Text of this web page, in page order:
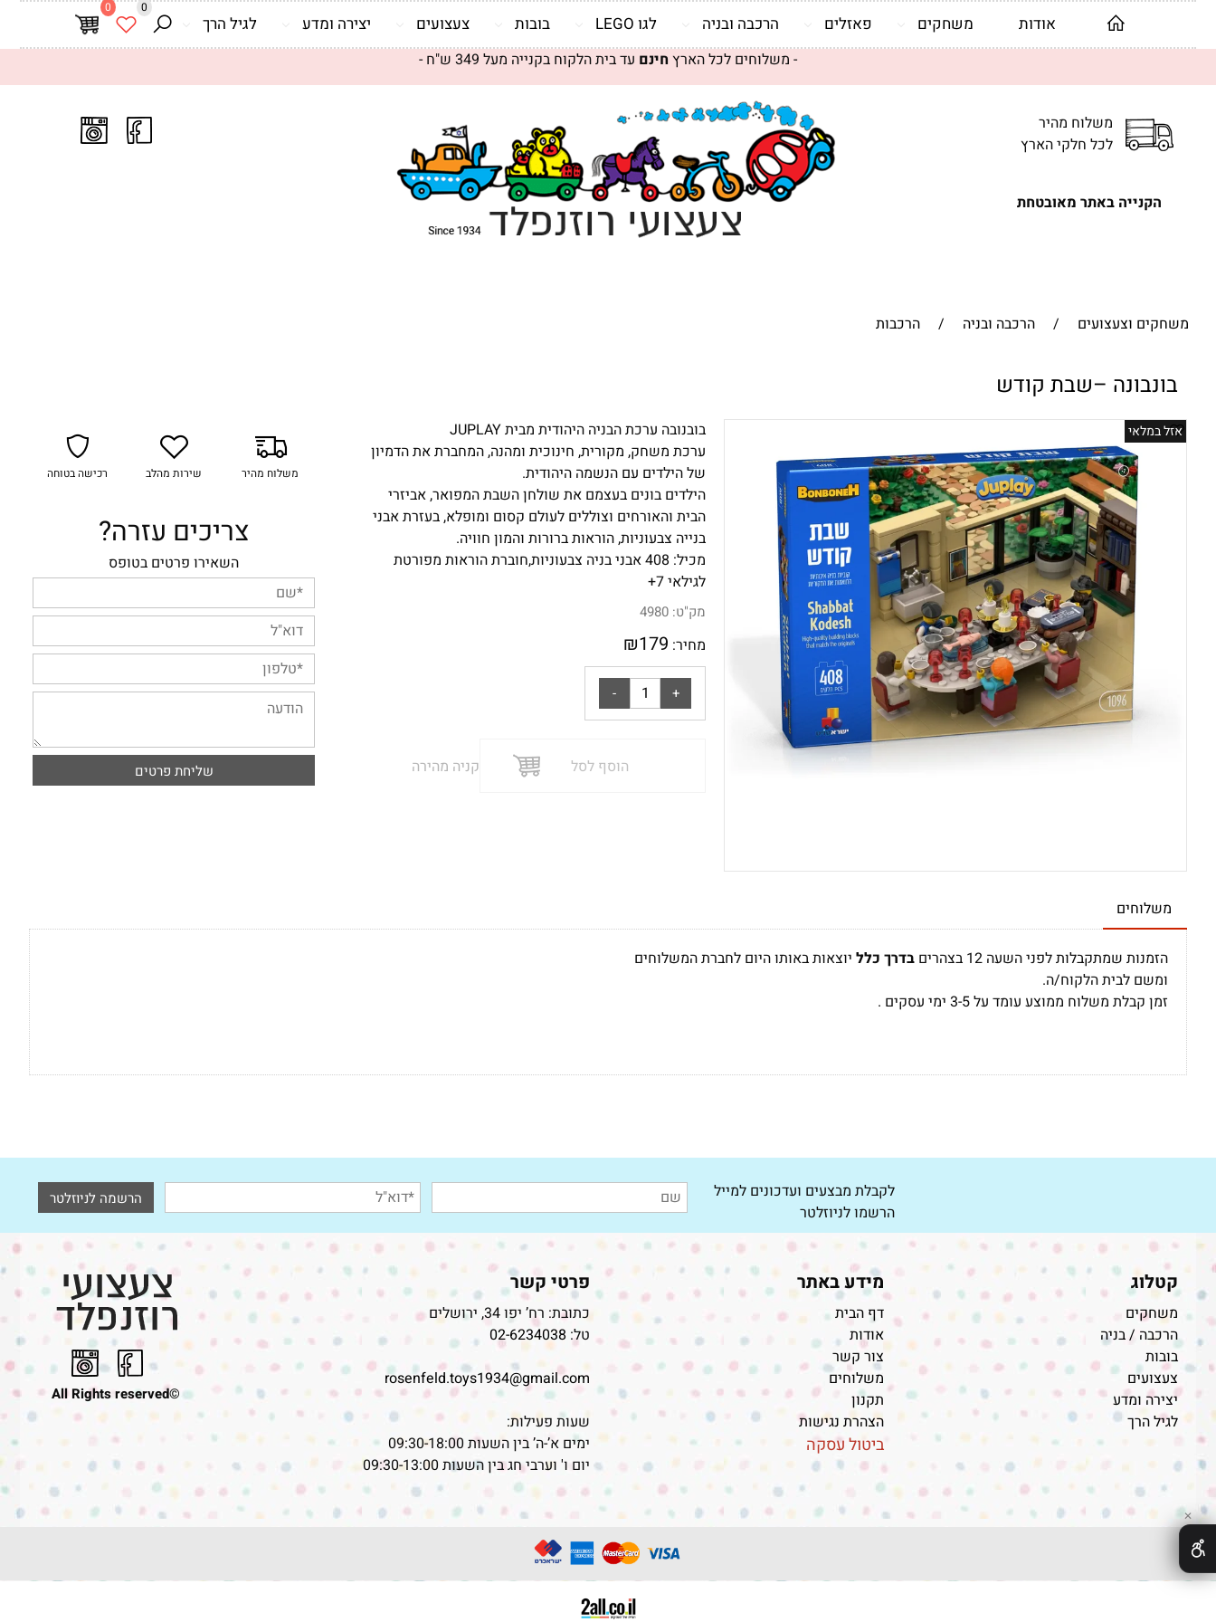
- משלוחים לכל הארץ חינם עד בית הלקוח בקנייה מעל 349 ש"ח -
משלוח מהיר
לכל חלקי הארץ
הקנייה באתר מאובטחת
0 0
אודות משחקים פאזלים הרכבה ובניה לגו LEGO בובות צעצועים יצירה ומדע לגיל הרך
משחקים וצעצועים / הרכבה ובניה / הרכבות
בונבונה –שבת קודש
אזל במלאי
בובנובה ערכת הבניה היהודית מבית JUPLAY
ערכת משחק, מקורית, חינוכית ומהנה, המחברת את הדמיון
של הילדים עם הנשמה היהודית.
הילדים בונים בעצמם את שולחן השבת המפואר, אביזרי
הבית והאורחים וצוללים לעולם קסום ומופלא, בעזרת אבני
בנייה צבעוניות, הוראות ברורות והמון חוויה.
מכיל: 408 אבני בניה צבעוניות,חוברת הוראות מפורטת
לגילאי 7+
מק"ט: 4980
מחיר: ₪179
הוסף לסל קניה מהירה
משלוח מהיר שירות מהלב רכישה בטוחה
צריכים עזרה?
השאירו פרטים בטופס
משלוחים
הזמנות שמתקבלות לפני השעה 12 בצהרים בדרך כלל יוצאות באותו היום לחברת המשלוחים
ומשם לבית הלקוח/ה.
זמן קבלת משלוח ממוצע עומד על 3-5 ימי עסקים .
לקבלת מבצעים ועדכונים למייל
הרשמו לניוזלטר
קטלוג
משחקים
הרכבה / בניה
בובות
צעצועים
יצירה ומדע
לגיל הרך
מידע באתר
דף הבית
אודות
צור קשר
משלוחים
תקנון
הצהרת נגישות
ביטול עסקה
פרטי קשר
כתובת: רח’ יפו 34, ירושלים
טל: 02-6234038
rosenfeld.toys1934@gmail.com
שעות פעילות:
ימים א’-ה’ בין השעות 09:30-18:00
יום ו' וערבי חג בין השעות 09:30-13:00
©All Rights reserved
✕